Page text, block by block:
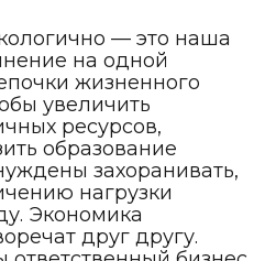
— это наша
на одной
жизненного
увеличить
ресурсов,
образование
захоранивать,
нагрузки
Экономика
друг другу.